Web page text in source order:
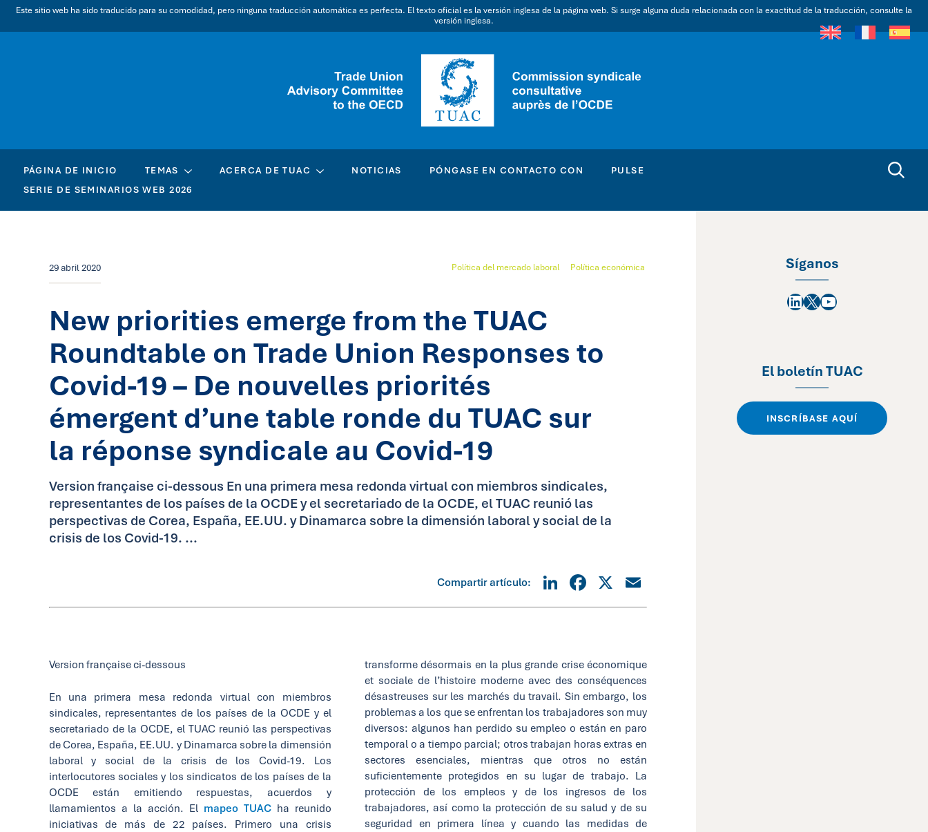
Este sitio web ha sido traducido para su comodidad, pero ninguna traducción automática es perfecta. El texto oficial es la versión inglesa de la página web. Si surge alguna duda relacionada con la exactitud de la traducción, consulte la
versión inglesa.
PÁGINA DE INICIO TEMAS ACERCA DE TUAC NOTICIAS PÓNGASE EN CONTACTO CON
PULSE
SERIE DE SEMINARIOS WEB 2026
29 abril 2020 Política del mercado laboral Política económica
New priorities emerge from the TUAC
Roundtable on Trade Union Responses to
Covid-19 – De nouvelles priorités
émergent d’une table ronde du TUAC sur
la réponse syndicale au Covid-19
Version française ci-dessous En una primera mesa redonda virtual con miembros sindicales,
representantes de los países de la OCDE y el secretariado de la OCDE, el TUAC reunió las
perspectivas de Corea, España, EE.UU. y Dinamarca sobre la dimensión laboral y social de la
crisis de los Covid-19. ...
Compartir artículo: LinkedIn
Facebook
X
Version française ci-dessous
En una primera mesa redonda virtual con miembros
sindicales, representantes de los países de la OCDE y el
secretariado de la OCDE, el TUAC reunió las perspectivas
de Corea, España, EE.UU. y Dinamarca sobre la dimensión
laboral y social de la crisis de los Covid-19. Los
interlocutores sociales y los sindicatos de los países de la
OCDE están emitiendo respuestas, acuerdos y
llamamientos a la acción. El mapeo TUACha reunido
iniciativas de más de 22 países. Primero una crisis
transforme désormais en la plus grande crise économique
et sociale de l’histoire moderne avec des conséquences
désastreuses sur les marchés du travail. Sin embargo, los
problemas a los que se enfrentan los trabajadores son muy
diversos: algunos han perdido su empleo o están en paro
temporal o a tiempo parcial; otros trabajan horas extras en
sectores esenciales, mientras que otros no están
suficientemente protegidos en su lugar de trabajo. La
protección de los empleos y de los ingresos de los
trabajadores, así como la protección de su salud y de su
seguridad en primera línea y cuando las medidas de
Síganos
LinkedIn
X YouTube
El boletín TUAC
INSCRÍBASE AQUÍ